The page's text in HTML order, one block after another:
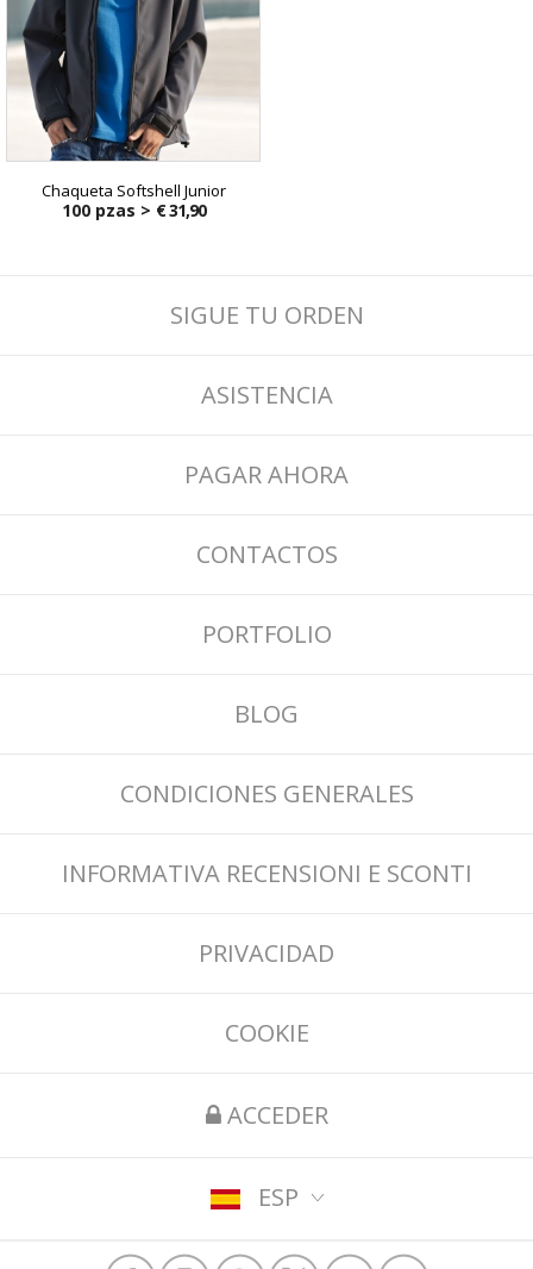
Chaqueta Softshell Junior
100 pzas > € 31,90
SIGUE TU ORDEN
ASISTENCIA
PAGAR AHORA
CONTACTOS
PORTFOLIO
BLOG
CONDICIONES GENERALES
INFORMATIVA RECENSIONI E SCONTI
PRIVACIDAD
COOKIE
ACCEDER
ESP